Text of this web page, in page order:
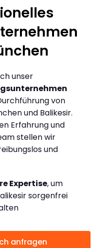
unser
von
und Balikesir.
Erfahrung und
stellen wir
und
Expertise, um
sorgenfrei
anfragen